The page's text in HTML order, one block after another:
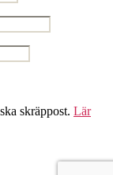
skräppost. Lär